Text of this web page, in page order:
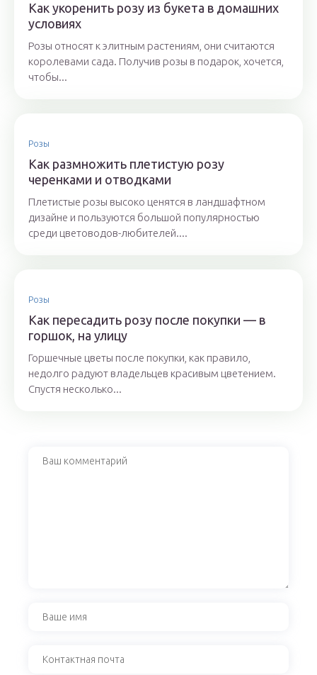
Как укоренить розу из букета в домашних
условиях
Розы относят к элитным растениям, они считаются
королевами сада. Получив розы в подарок, хочется,
чтобы...
Розы
Как размножить плетистую розу
черенками и отводками
Плетистые розы высоко ценятся в ландшафтном
дизайне и пользуются большой популярностью
среди цветоводов-любителей....
Розы
Как пересадить розу после покупки — в
горшок, на улицу
Горшечные цветы после покупки, как правило,
недолго радуют владельцев красивым цветением.
Спустя несколько...